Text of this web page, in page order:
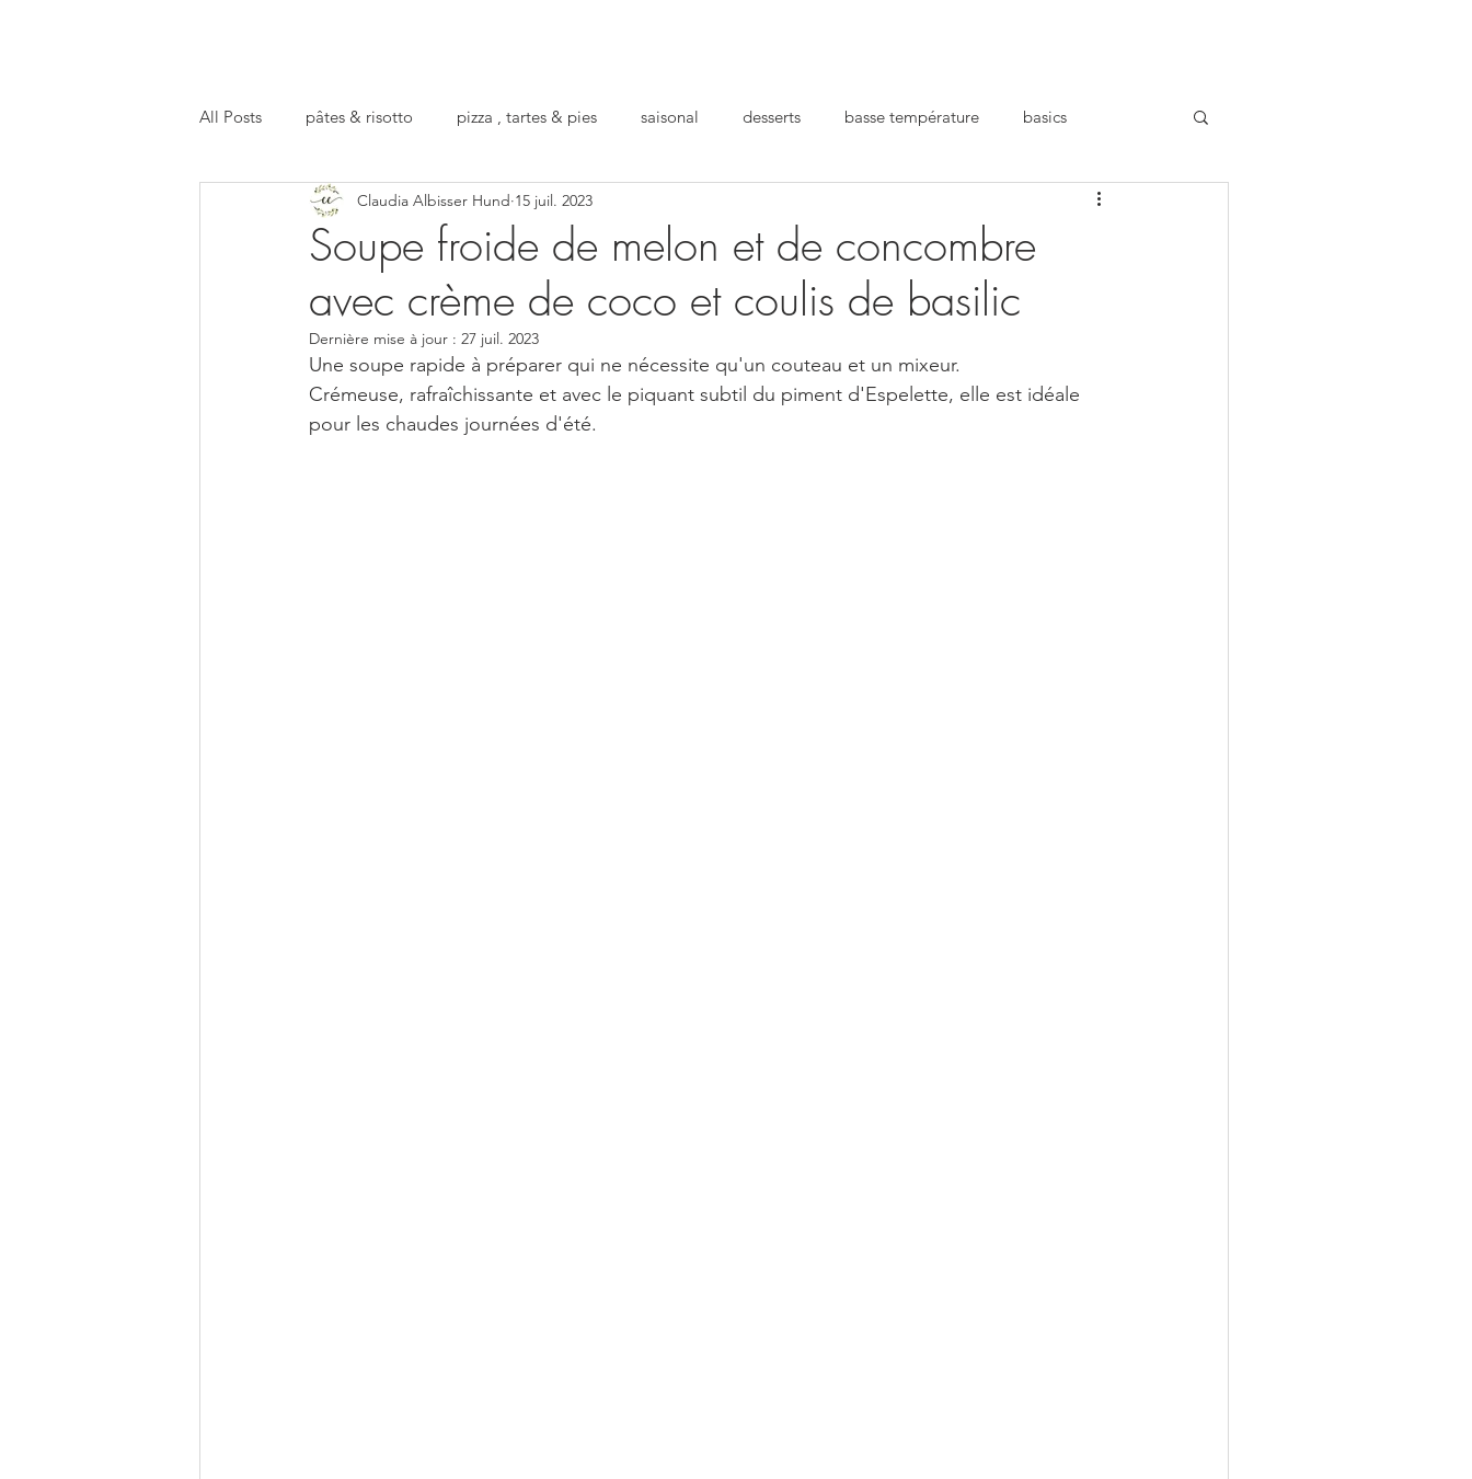
All Posts pâtes & risotto pizza , tartes & pies saisonal desserts basse température basics
repas preparé facts apéro repas préparé
Soupe froide de melon et de concombre
avec crème de coco et coulis de basilic
Claudia Albisser Hund 15 juil. 2023
Dernière mise à jour : 27 juil. 2023
Une soupe rapide à préparer qui ne nécessite qu'un couteau et un mixeur.
Crémeuse, rafraîchissante et avec le piquant subtil du piment d'Espelette, elle est idéale
pour les chaudes journées d'été.